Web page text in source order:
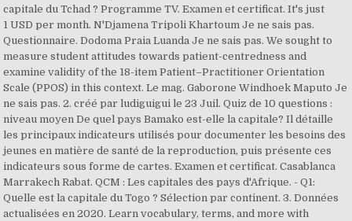
capitale du Tchad ? Programme TV. Examen et certificat. It's just
1 USD per month. N'Djamena Tripoli Khartoum Je ne sais pas.
Questionnaire. Dodoma Praia Luanda Je ne sais pas. We sought to
measure student attitudes towards patient-centredness and
examine validity of the 18-item Patient–Practitioner Orientation
Scale (PPOS) in this context. Le mag. Gaborone Windhoek Maputo Je
ne sais pas. 2. créé par ludiguigui le 23 Juil. Quiz de 10 questions :
niveau moyen De quel pays Bamako est-elle la capitale? Il détaille
les principaux indicateurs utilisés pour documenter les besoins des
jeunes en matière de santé de la reproduction, puis présente ces
indicateurs sous forme de cartes. Examen et certificat. Casablanca
Marrakech Rabat. QCM : Les capitales des pays d'Afrique. - Q1:
Quelle est la capitale du Togo ? Sélection par continent. 3. Données
actualisées en 2020. Learn vocabulary, terms, and more with